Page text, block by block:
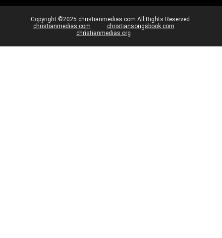
Copyright ©2025 christianmedias.com All Rights Reserved.
christianmedias.com
christiansongsbook.com
christianmedias.org